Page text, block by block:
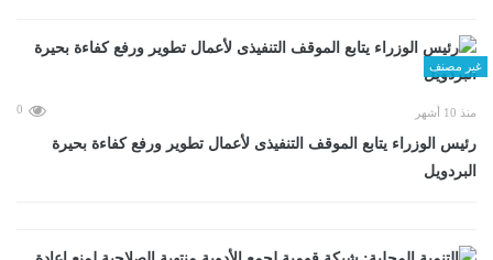
غير مصنف
منذ 10 أشهر 0
رئيس الوزراء يتابع الموقف التنفيذى لأعمال تطوير ورفع كفاءة بحيرة
البردويل